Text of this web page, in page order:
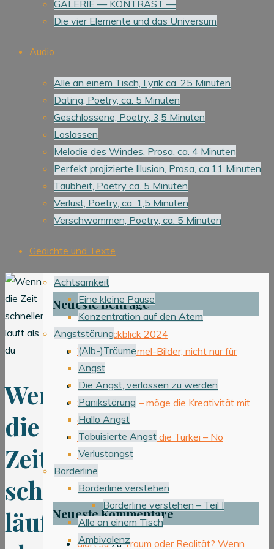
GALERIE — KONTRAST —
Die vier Elemente und das Universum
Audio
Alle an einem Tisch, Lyrik ca. 25 Minuten
Dating, Poetry, ca. 5 Minuten
Geschlossene, Poetry, 3,5 Minuten
Loslassen
Melodie des Windes, Prosa, ca. 4 Minuten
Perfekt projizierte Illusion, Prosa, ca.11 Minuten
Taubheit, Poetry ca. 5 Minuten
Verlust, Poetry, ca. 1,5 Minuten
Verschwommen, Poetry, ca. 5 Minuten
Gedichte und Texte
Achtsamkeit
Eine kleine Pause
Konzentration auf den Atem
Angststörung
(Alb-)Träume
Angst
Die Angst, verlassen zu werden
Panikstörung
Hallo Angst
Tabuisierte Angst
Verlustangst
Borderline
Borderline verstehen
Borderline verstehen – Teil I
Alle an einem Tisch
Ambivalenz
Wenn
die
Zeit
schneller
läuft
Neueste Beiträge
Jahresrückblick 2024
Wimmel-Sammel-Bilder, nicht nur für
Kinder
KUNST ist…
STAR WARS – möge die Kreativität mit
dir sein
In 12 Tagen durch die Türkei – No
Problem
Neueste Kommentare
diart.suzuTraum oder Realität? Wenn